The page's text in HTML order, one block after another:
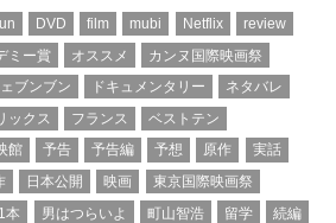
DVD film mubi Netflix
review
ミー賞 オススメ
カンヌ国際映画祭
ブンブン ドキュメンタリー
ネタバレ
ックス フランス
ベストテン
館 予告 予告編 予想 原作
実話
日本公開 映画
東京国際映画祭
本
男はつらいよ 町山智浩 留学 続編